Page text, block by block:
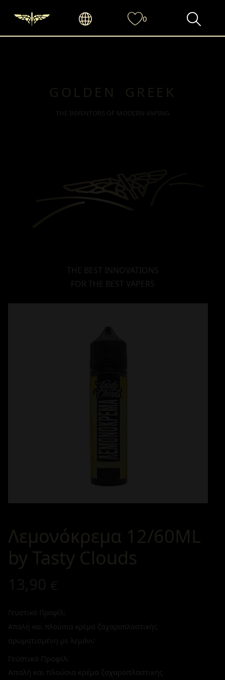
GOLDEN GREEK
THE INVENTORS OF MODERN VAPING
THE BEST INNOVATIONS
FOR THE BEST VAPERS
0
Λεμονόκρεμα 12/60ML
by Tasty Clouds
Γευστικό Προφίλ:
Απαλή και πλούσια κρέμα ζαχαροπλαστικής
αρωματισμένη με λεμόνι!
Γευστικό Προφίλ:
Απαλή και πλούσια κρέμα ζαχαροπλαστικής